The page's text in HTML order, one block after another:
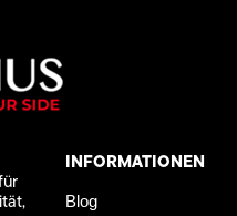
INFORMATIONEN
Blog